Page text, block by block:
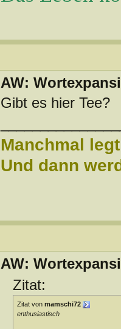
AW:
Gibt es hier Tee?
Manchmal
Und dann
AW:
Zitat:
Zitat von mamschi72
enthusiastisch